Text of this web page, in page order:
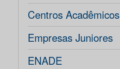
Centros Acadêmicos
Empresas Juniores
ENADE